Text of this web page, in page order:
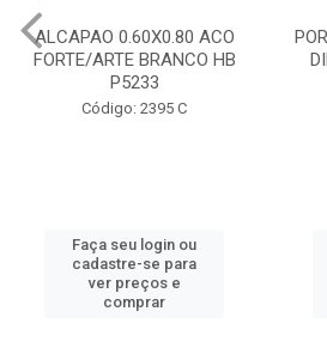
PORTA CANELADA 85X2.15
DIR HB ACO ARTE 1490
Código: 2314
Faça seu login ou
cadastre-se para
ver preços e
comprar